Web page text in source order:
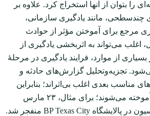
را بتوان از آن‏ها استخراج کرد. علاوه بر
چندسطحی، مانند یادگیری سازمانی،
مرجع برای آموختن مؤثر از حوادث
می‌تواند به اثربخشی یادگیری از
از موارد، فرایند یادگیری در مرحلۀ
تجزیه‌و‌تحلیل گزارش‌های حادثه و
مناسب بعدی اغلب بی‌اثر‌اند؛ بنابراین
به‌ندرت درس‌ها کامل آموخته می‌شوند؛ برای مثال، ۲۳ مارس
۲۰۰۵، واحد ایزومریزاسیون در پالایشگاه BP Texas City منفجر شد.